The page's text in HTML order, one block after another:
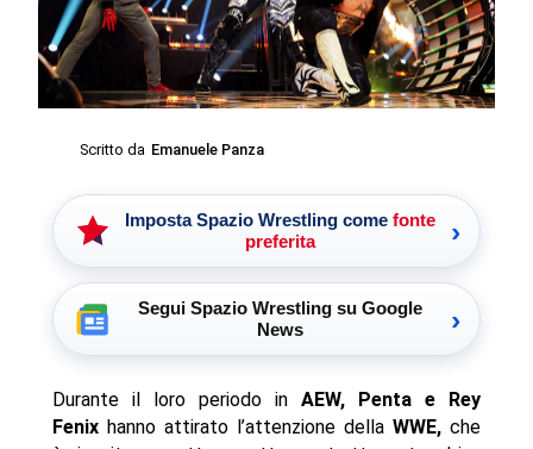
Scritto da Emanuele Panza
Imposta Spazio Wrestling come fonte
preferita
›
Segui Spazio Wrestling su Google
News
›
Durante il loro periodo in AEW, Penta e Rey
Fenixhanno attirato l’attenzione dellaWWE, che